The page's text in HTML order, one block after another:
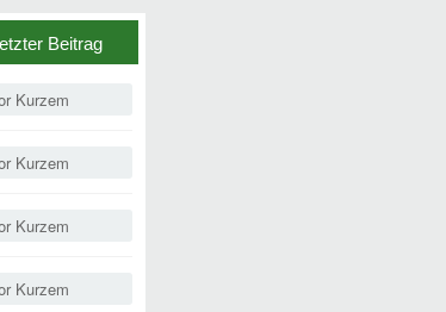
Beitrag
Kurzem
Kurzem
Kurzem
Kurzem